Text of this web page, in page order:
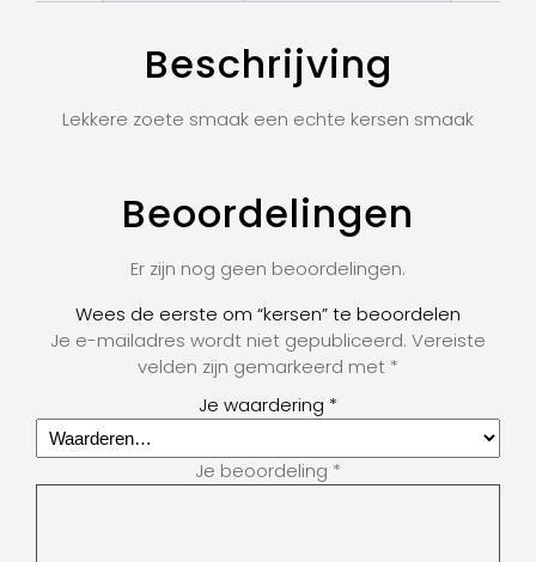
Beschrijving
Lekkere zoete smaak een echte kersen smaak
Beoordelingen
Er zijn nog geen beoordelingen.
Wees de eerste om “kersen” te beoordelen
Je e-mailadres wordt niet gepubliceerd. Vereiste
velden zijn gemarkeerd met *
Je waardering *
Je beoordeling *